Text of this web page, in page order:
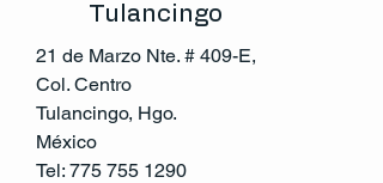
Tulancingo
21 de Marzo Nte. # 409-E,
Col. Centro
Tulancingo, Hgo.
México
Tel: 775 755 1290